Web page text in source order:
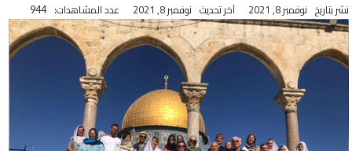
نشر بتاريخ نوفمبر 8, 2021 آخر تحديث نوفمبر 8, 2021 عدد المشاهدات: 944